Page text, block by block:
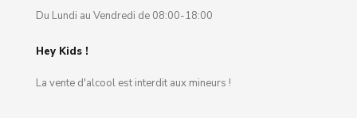
Du Lundi au Vendredi de 08:00-18:00
Hey Kids !
La vente d'alcool est interdit aux mineurs !